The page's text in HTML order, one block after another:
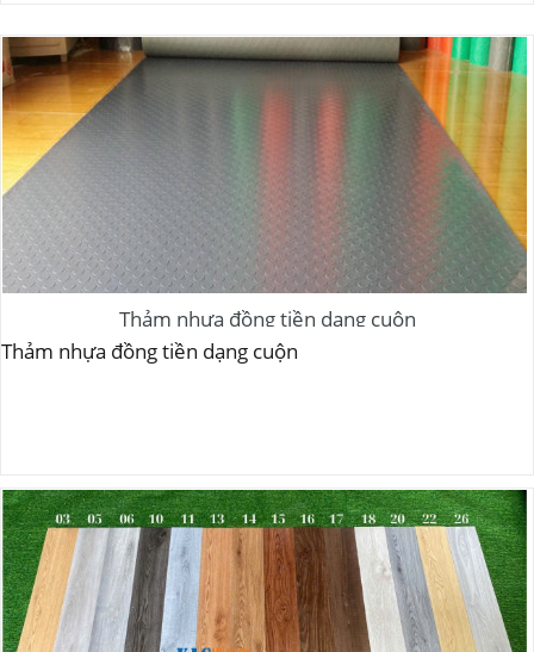
Thảm nhựa đồng tiền dạng cuộn
Thảm nhựa đồng tiền dạng cuộn